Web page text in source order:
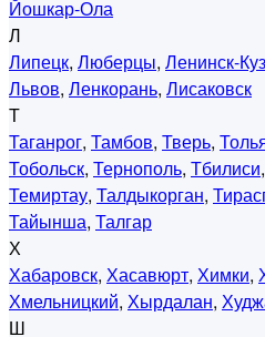
Йошкар-Ола
Л
Липецк, Люберцы, Ленинск-
Львов, Ленкорань, Лисаковск
Т
Таганрог, Тамбов, Тверь,
Тобольск, Тернополь, Тбилиси,
Темиртау, Талдыкорган,
Тайынша, Талгар
Х
Хабаровск, Хасавюрт, Химки,
Хмельницкий, Хырдалан,
Ш